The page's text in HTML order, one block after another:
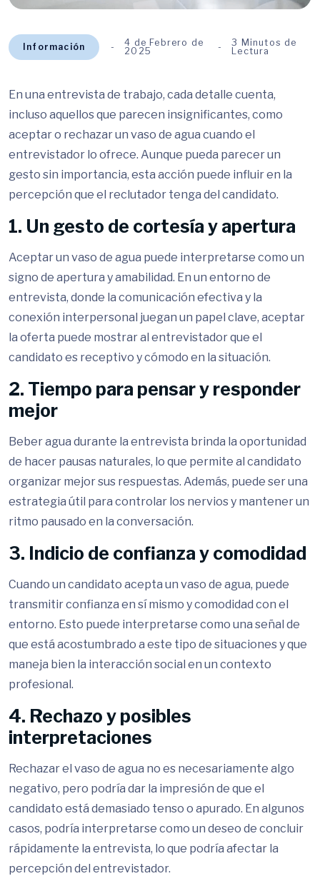
Información
4 de Febrero de
2025
3 Minutos de
Lectura
En una entrevista de trabajo, cada detalle cuenta,
incluso aquellos que parecen insignificantes, como
aceptar o rechazar un vaso de agua cuando el
entrevistador lo ofrece. Aunque pueda parecer un
gesto sin importancia, esta acción puede influir en la
percepción que el reclutador tenga del candidato.
1. Un gesto de cortesía y apertura
Aceptar un vaso de agua puede interpretarse como un
signo de apertura y amabilidad. En un entorno de
entrevista, donde la comunicación efectiva y la
conexión interpersonal juegan un papel clave, aceptar
la oferta puede mostrar al entrevistador que el
candidato es receptivo y cómodo en la situación.
2. Tiempo para pensar y responder
mejor
Beber agua durante la entrevista brinda la oportunidad
de hacer pausas naturales, lo que permite al candidato
organizar mejor sus respuestas. Además, puede ser una
estrategia útil para controlar los nervios y mantener un
ritmo pausado en la conversación.
3. Indicio de confianza y comodidad
Cuando un candidato acepta un vaso de agua, puede
transmitir confianza en sí mismo y comodidad con el
entorno. Esto puede interpretarse como una señal de
que está acostumbrado a este tipo de situaciones y que
maneja bien la interacción social en un contexto
profesional.
4. Rechazo y posibles
interpretaciones
Rechazar el vaso de agua no es necesariamente algo
negativo, pero podría dar la impresión de que el
candidato está demasiado tenso o apurado. En algunos
casos, podría interpretarse como un deseo de concluir
rápidamente la entrevista, lo que podría afectar la
percepción del entrevistador.